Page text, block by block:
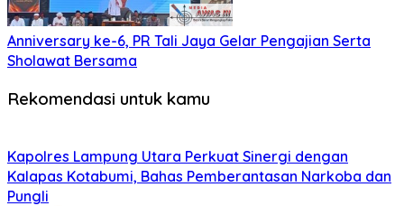
Anniversary ke-6, PR Tali Jaya Gelar Pengajian Serta
Sholawat Bersama
Rekomendasi untuk kamu
Kapolres Lampung Utara Perkuat Sinergi dengan
Kalapas Kotabumi, Bahas Pemberantasan Narkoba dan
Pungli